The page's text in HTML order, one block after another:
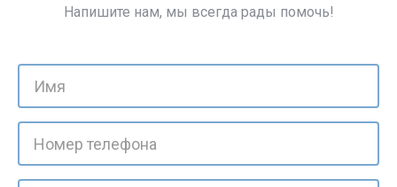
Напишите нам, мы всегда рады помочь!